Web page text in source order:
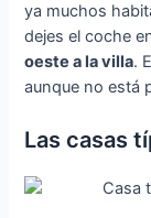
ya muchos
dejes el coche
oeste a la villa.
aunque no está
Las casas